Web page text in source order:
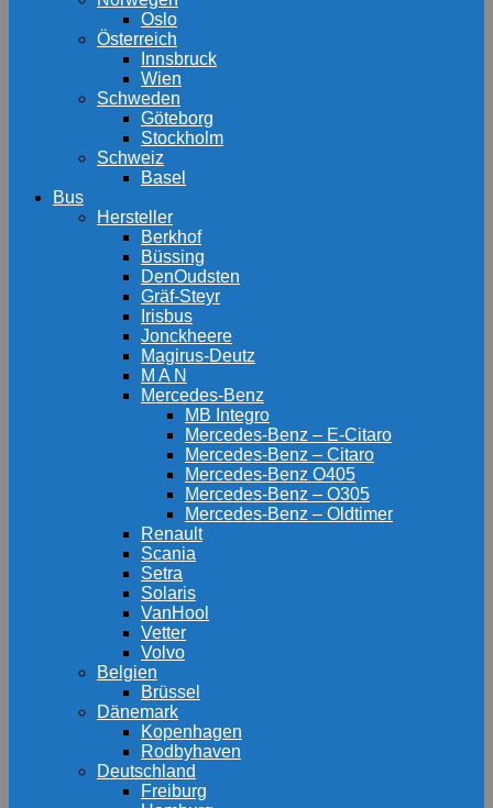
Oslo
Österreich
Innsbruck
Wien
Schweden
Göteborg
Stockholm
Schweiz
Basel
Bus
Hersteller
Berkhof
Büssing
DenOudsten
Gräf-Steyr
Irisbus
Jonckheere
Magirus-Deutz
M A N
Mercedes-Benz
MB Integro
Mercedes-Benz – E-Citaro
Mercedes-Benz – Citaro
Mercedes-Benz O405
Mercedes-Benz – O305
Mercedes-Benz – Oldtimer
Renault
Scania
Setra
Solaris
VanHool
Vetter
Volvo
Belgien
Brüssel
Dänemark
Kopenhagen
Rodbyhaven
Deutschland
Freiburg